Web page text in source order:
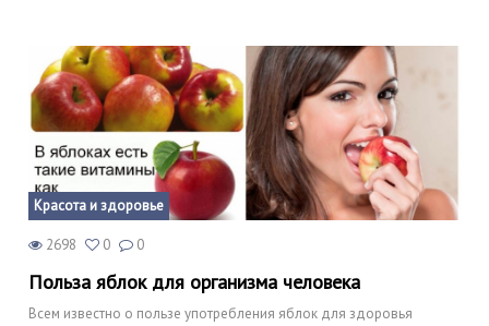
Красота и здоровье
2698 0 0
Польза яблок для организма человека
Всем известно о пользе употребления яблок для здоровья